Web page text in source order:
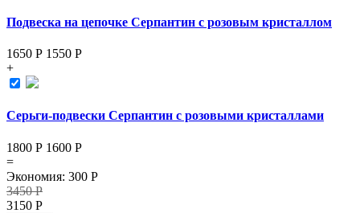
Подвеска на цепочке Серпантин с розовым кристаллом
1650 Р 1550 Р
+
Серьги-подвески Серпантин с розовыми кристаллами
1800 Р 1600 Р
=
Экономия: 300 Р
3450Р
3150 Р